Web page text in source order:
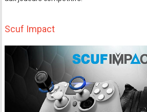
Scuf Impact